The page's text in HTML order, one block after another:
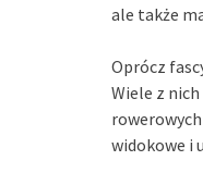
ale także
Oprócz
Wiele z
widokowe i